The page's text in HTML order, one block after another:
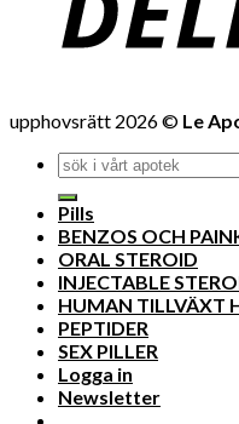
upphovsrätt 2026 © Le
Pills
BENZOS OCH
ORAL STEROID
INJECTABLE
HUMAN TILLVÄXT
PEPTIDER
SEX PILLER
Logga in
Newsletter